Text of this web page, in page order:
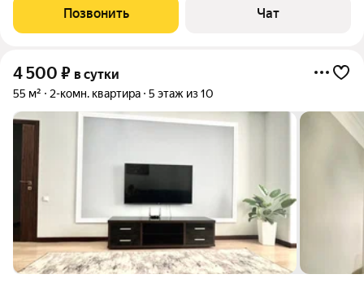
необходимое для комфортного проживания: Кондиционер,
высокоскоростной Wi-Fi , хороший
Позвонить Чат
4 500 ₽ в сутки
55 м² 2-комн. квартира 5 этаж из 10